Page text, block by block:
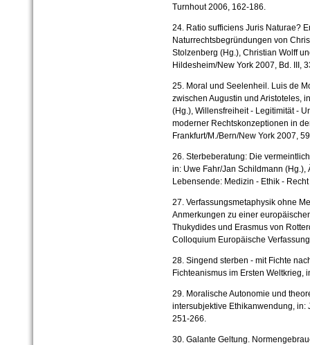
Turnhout 2006, 162-186.
24. Ratio sufficiens Juris Naturae?
Naturrechtsbegründungen von
Stolzenberg (Hg.), Christian Wolff
Hildesheim/New York 2007, Bd. III,
25. Moral und Seelenheil. Luis de
zwischen Augustin und Aristoteles,
(Hg.), Willensfreiheit - Legitimität -
moderner Rechtskonzeptionen in
Frankfurt/M./Bern/New York 2007,
26. Sterbeberatung: Die
in: Uwe Fahr/Jan Schildmann
Lebensende: Medizin - Ethik -
27. Verfassungsmetaphysik ohne
Anmerkungen zu einer
Thukydides und Erasmus von
Colloquium Europäische
28. Singend sterben - mit Fichte
Fichteanismus im Ersten Weltkrieg,
29. Moralische Autonomie und
intersubjektive Ethikanwendung, in:
251-266.
30. Galante Geltung.